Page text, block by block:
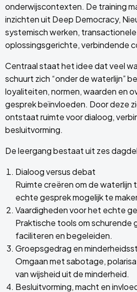
onderwijscontexten. De training
inzichten uit Deep Democracy,
systemisch werken,
oplossingsgerichte, verbindende
Centraal staat het idee dat veel
schuurt zich “onder de waterlijn”
loyaliteiten, normen, waarden en
gesprek beïnvloeden. Door deze
ontstaat ruimte voor dialoog,
besluitvorming.
De leergang bestaat uit zes
Dialoog versus debat
Ruimte creëren om de waterlijn
echte gesprek mogelijk te
Vaardigheden voor het echte
Praktische tools om schurende
faciliteren en begeleiden.
Groepsgedrag en
Omgaan met sabotage,
van wijsheid uit de minderheid.
Besluitvorming, macht en